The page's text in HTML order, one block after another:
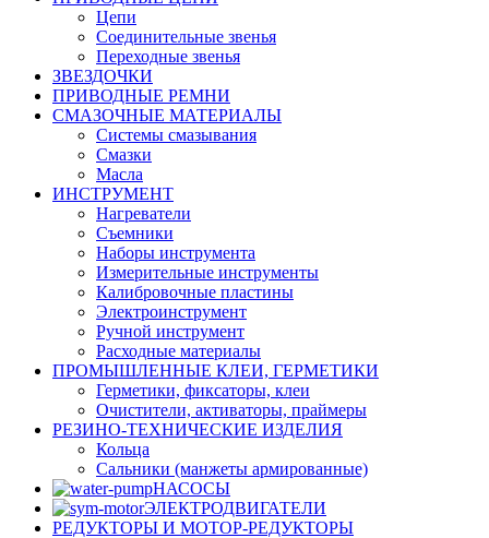
Цепи
Соединительные звенья
Переходные звенья
ЗВЕЗДОЧКИ
ПРИВОДНЫЕ РЕМНИ
СМАЗОЧНЫЕ МАТЕРИАЛЫ
Системы смазывания
Смазки
Масла
ИНСТРУМЕНТ
Нагреватели
Съемники
Наборы инструмента
Измерительные инструменты
Калибровочные пластины
Электроинструмент
Ручной инструмент
Расходные материалы
ПРОМЫШЛЕННЫЕ КЛЕИ, ГЕРМЕТИКИ
Герметики, фиксаторы, клеи
Очистители, активаторы, праймеры
РЕЗИНО-ТЕХНИЧЕСКИЕ ИЗДЕЛИЯ
Кольца
Сальники (манжеты армированные)
НАСОСЫ
ЭЛЕКТРОДВИГАТЕЛИ
РЕДУКТОРЫ И МОТОР-РЕДУКТОРЫ